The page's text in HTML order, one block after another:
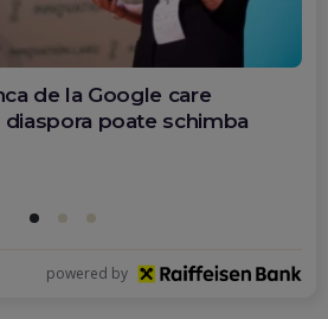
de la Google care
poate schimba
powered by